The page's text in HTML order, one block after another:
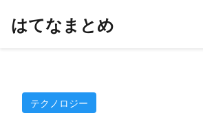
はてなまとめ
テクノロジー